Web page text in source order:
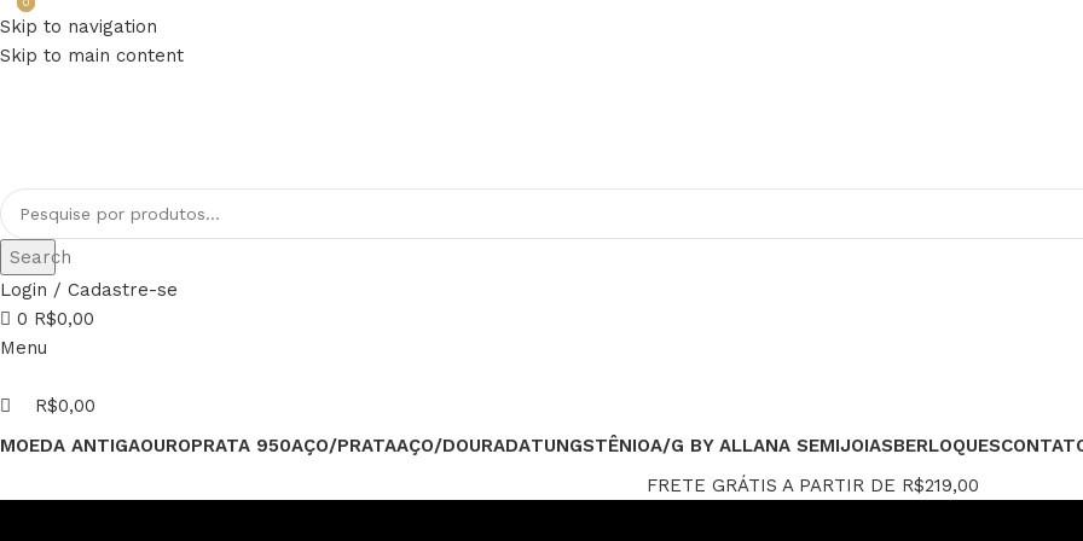
Skip to navigation
Skip to main content
FRETE GRÁTIS PARA TODO BRASIL
Search
Login / Cadastre-se
0 R$0,00
Menu
0
R$0,00
MOEDA ANTIGAOUROPRATA 950AÇO/PRATAAÇO/DOURADATUNGSTÊNIOA/G BY ALLANA SEMIJOIASBERLOQUES
FRETE GRÁTIS A PARTIR DE R$219,00
0